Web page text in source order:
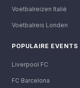
Voetbalreizen Italië
Voetbalreis Londen
POPULAIRE EVENTS
Liverpool FC
FC Barcelona